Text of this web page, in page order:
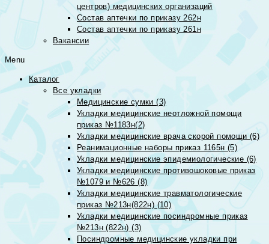
центров) медицинских организаций
Состав аптечки по приказу 262н
Состав аптечки по приказу 261н
Вакансии
Menu
Каталог
Все укладки
Медицинские сумки (3)
Укладки медицинские неотложной помощи
приказ №1183н(2)
Укладки медицинские врача скорой помощи (6)
Реанимационные наборы приказ 1165н (5)
Укладки медицинские эпидемиологические (6)
Укладки медицинские противошоковые приказ
№1079 и №626 (8)
Укладки медицинские травматологические
приказ №213н(822н) (10)
Укладки медицинские посиндромные приказ
№213н (822н) (3)
Посиндромные медицинские укладки при